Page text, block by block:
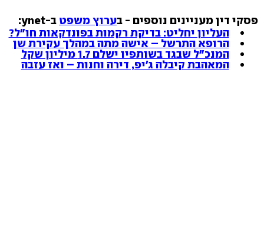
פסקי דין מעניינים נוספים - בערוץ משפט ב-ynet:
העליון יחליט: בדיקת רקמות בפונדקאות חו"ל?
הרופא התרשל – אישה מתה במהלך עקירת שן
המנכ"ל שבגד בשותפיו ישלם 1.7 מיליון שקל
המאהבת קיבלה ג'יפ, דירה וחנות – ואז עזבה